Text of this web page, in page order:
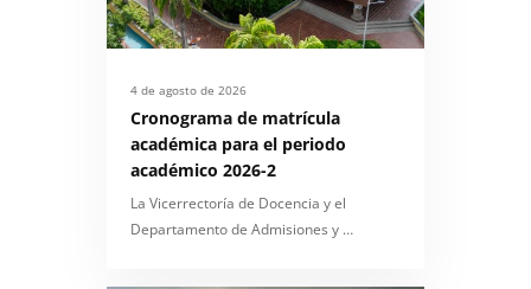
4 de agosto de 2026
Cronograma de matrícula
académica para el periodo
académico 2026-2
La Vicerrectoría de Docencia y el
Departamento de Admisiones y …